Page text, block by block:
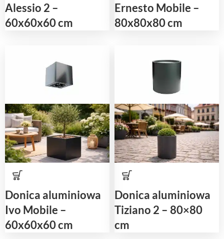
Alessio 2 –
60x60x60 cm
Ernesto Mobile –
80x80x80 cm
Donica aluminiowa
Ivo Mobile –
60x60x60 cm
Donica aluminiowa
Tiziano 2 – 80×80
cm